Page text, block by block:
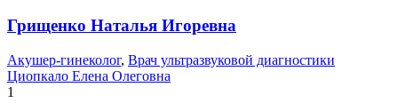
Грищенко Наталья Игоревна
Акушер-гинеколог, Врач ультразвуковой диагностики
Циопкало Елена Олеговна
1